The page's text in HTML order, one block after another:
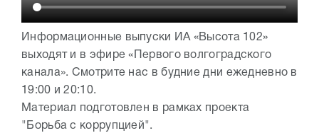
Информационные выпуски ИА «Высота 102»
выходят и в эфире «Первого волгоградского
канала». Смотрите нас в будние дни ежедневно в
19:00 и 20:10.
Материал подготовлен в рамках проекта
"Борьба с коррупцией".